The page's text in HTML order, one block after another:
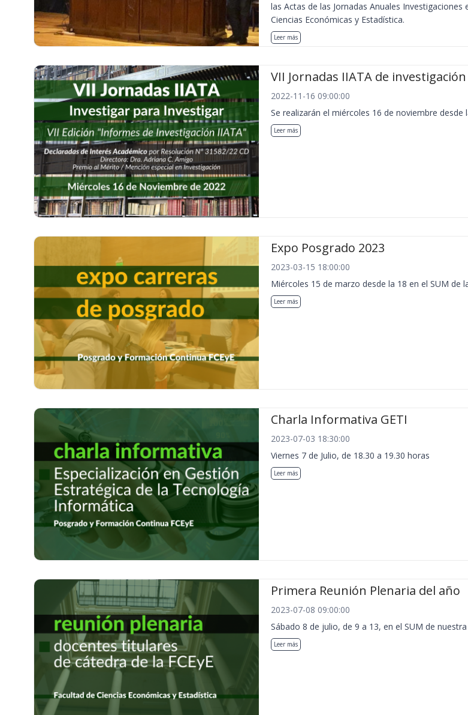
las Actas de las Jornadas Anuales Investigaciones
Ciencias Económicas y Estadística.
Leer más
VII Jornadas IIATA de investigación
2022-11-16 09:00:00
Se realizarán el miércoles 16 de noviembre desde
Leer más
Expo Posgrado 2023
2023-03-15 18:00:00
Miércoles 15 de marzo desde la 18 en el SUM de
Leer más
Charla Informativa GETI
2023-07-03 18:30:00
Viernes 7 de Julio, de 18.30 a 19.30 horas
Leer más
Primera Reunión Plenaria del año
2023-07-08 09:00:00
Sábado 8 de julio, de 9 a 13, en el SUM de
Leer más